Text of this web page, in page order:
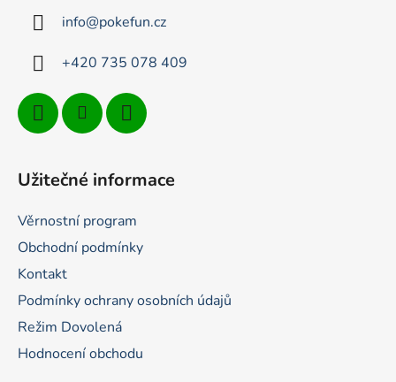
info@pokefun.cz
+420 735 078 409
Užitečné informace
Věrnostní program
Obchodní podmínky
Kontakt
Podmínky ochrany osobních údajů
Režim Dovolená
Hodnocení obchodu